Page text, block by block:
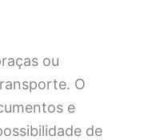
ou
O
e
de